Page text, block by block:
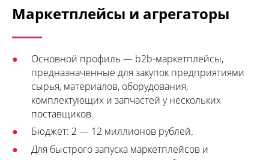
Маркетплейсы и агрегаторы
Основной профиль — b2b-маркетплейсы,
предназначенные для закупок предприятиями
сырья, материалов, оборудования,
комплектующих и запчастей у нескольких
поставщиков.
Бюджет: 2 — 12 миллионов рублей.
Для быстрого запуска маркетплейсов и